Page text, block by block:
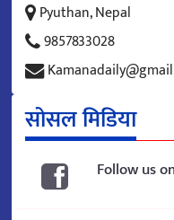
Pyuthan, Nepal
9857833028
सोसल मिडिया
Follow us